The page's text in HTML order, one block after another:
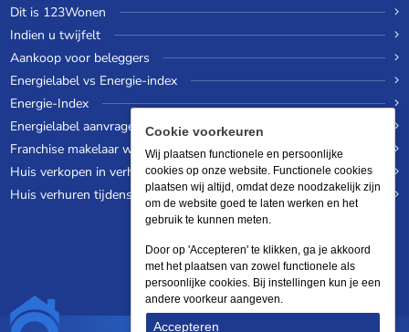
Dit is 123Wonen
Indien u twijfelt
Aankoop voor beleggers
Energielabel vs Energie-index
Energie-Index
Energielabel aanvragen
Franchise makelaar worden
Huis verkopen in verhuurde staat
Huis verhuren tijdens een wereldreis
Cookie voorkeuren
Wij plaatsen functionele en persoonlijke
cookies op onze website. Functionele cookies
plaatsen wij altijd, omdat deze noodzakelijk zijn
om de website goed te laten werken en het
gebruik te kunnen meten.
Door op 'Accepteren' te klikken, ga je akkoord
met het plaatsen van zowel functionele als
persoonlijke cookies. Bij instellingen kun je een
andere voorkeur aangeven.
Accepteren